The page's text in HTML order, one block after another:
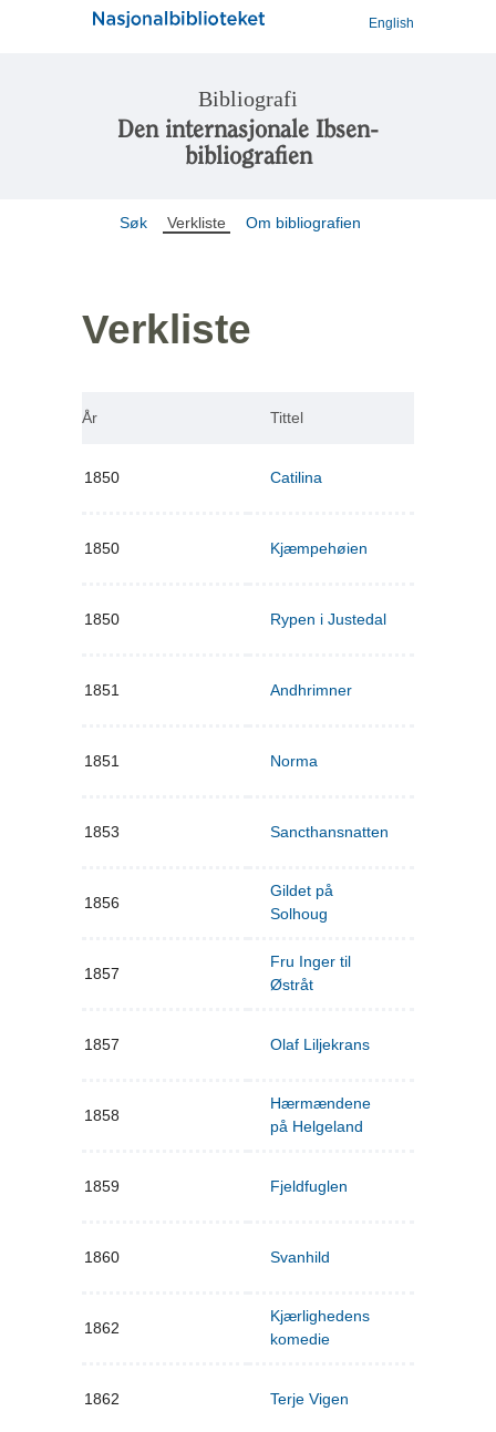
English
Bibliografi
Den internasjonale Ibsen-
bibliografien
Søk Verkliste Om bibliografien
Verkliste
År Tittel
1850 Catilina
1850 Kjæmpehøien
1850 Rypen i Justedal
1851 Andhrimner
1851 Norma
1853 Sancthansnatten
1856
Gildet på
Solhoug
1857
Fru Inger til
Østråt
1857 Olaf Liljekrans
1858
Hærmændene
på Helgeland
1859 Fjeldfuglen
1860 Svanhild
1862
Kjærlighedens
komedie
1862 Terje Vigen